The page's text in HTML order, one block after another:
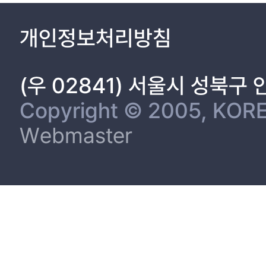
개인정보처리방침
(우 02841) 서울시 성북구
Copyright © 2005,
Webmaster